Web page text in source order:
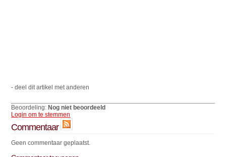
- deel dit artikel met anderen
Beoordeling:Nog niet beoordeeld
Login om te stemmen
Commentaar
Geen commentaar geplaatst.